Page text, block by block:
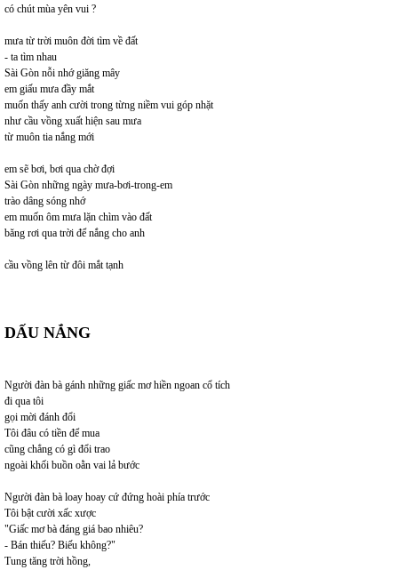
có chút mùa yên vui ?
mưa từ trời muôn đời tìm về đất
- ta tìm nhau
Sài Gòn nỗi nhớ giăng mây
em giấu mưa đầy mắt
muốn thấy anh cười trong từng niềm vui góp nhặt
như cầu vồng xuất hiện sau mưa
từ muôn tia nắng mới
em sẽ bơi, bơi qua chờ đợi
Sài Gòn những ngày mưa-bơi-trong-em
trào dâng sóng nhớ
em muốn ôm mưa lặn chìm vào đất
băng rơi qua trời để nắng cho anh
cầu vồng lên từ đôi mắt tạnh
DẤU NẮNG
Người đàn bà gánh những giấc mơ hiền ngoan cổ tích
đi qua tôi
gọi mời đánh đổi
Tôi đâu có tiền để mua
cũng chẳng có gì đổi trao
ngoài khối buồn oằn vai lả bước
Người đàn bà loay hoay cứ đứng hoài phía trước
Tôi bật cười xấc xược
"Giấc mơ bà đáng giá bao nhiêu?
- Bán thiếu? Biếu không?"
Tung tăng trời hồng,